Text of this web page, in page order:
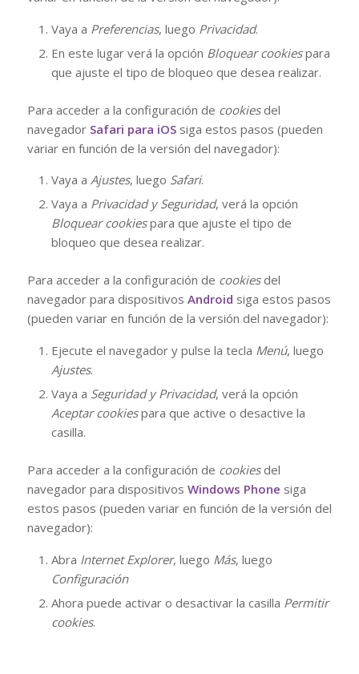
Vaya a Preferencias, luego Privacidad.
En este lugar verá la opción Bloquear cookiespara
que ajuste el tipo de bloqueo que desea realizar.
Para acceder a la configuración de cookiesdel
navegador Safari para iOSsiga estos pasos (pueden
variar en función de la versión del navegador):
Vaya a Ajustes, luego Safari.
Vaya a Privacidad y Seguridad, verá la opción
Bloquear cookiespara que ajuste el tipo de
bloqueo que desea realizar.
Para acceder a la configuración de cookiesdel
navegador para dispositivos Android siga estos pasos
(pueden variar en función de la versión del navegador):
Ejecute el navegador y pulse la tecla Menú, luego
Ajustes.
Vaya a Seguridad y Privacidad, verá la opción
Aceptar cookiespara que active o desactive la
casilla.
Para acceder a la configuración de cookiesdel
navegador para dispositivos Windows Phone siga
estos pasos (pueden variar en función de la versión del
navegador):
Abra Internet Explorer, luego Más, luego
Configuración
Ahora puede activar o desactivar la casilla Permitir
cookies.